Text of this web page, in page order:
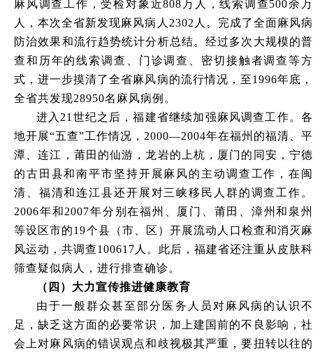
麻风调查工作，受检对象近808万人，线索调查500余万
人，本次全省新发现麻风病人2302人。完成了全面麻风病
防治效果和流行趋势统计分析总结。经过多次大规模的普
查和历年的线索调查、门诊调查、密切接触者调查等方
式，进一步摸清了全省麻风病的流行情况，至1996年底，
全省共发现28950名麻风病例。
进入 21世纪之后，福建省继续加强麻风调查工作。各
地开展“五查”工作情况，2000—2004年在福州的福清、平
潭、连江，莆田的仙游，龙岩的上杭，厦门的同安，宁德
的古田县和南平市坚持开展麻风的主动调查工作，在闽
清、福清和连江县还开展对三峡移民人群的调查工作。
2006年和2007年分别在福州、厦门、莆田、漳州和泉州
等设区市的19个县（市、区）开展流动人口检查和消灭麻
风运动，共调查100617人。此后，福建省还注重从皮肤科
筛查疑似病人，进行排查确诊。
（四 ） 大力宣传推进健康教育
由于一般群众甚至部分医务人员对麻风病的认识不
足，缺乏这方面的必要常识，加上建国前的不良影响，社
会上对麻风病的错误观点和歧视极其严重，要扭转以往的